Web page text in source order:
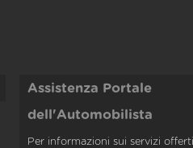
Assistenza Portale
dell'Automobilista
Per informazioni sui servizi